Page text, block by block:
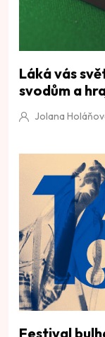
Láká vás
svodům a
Jolana
Festival